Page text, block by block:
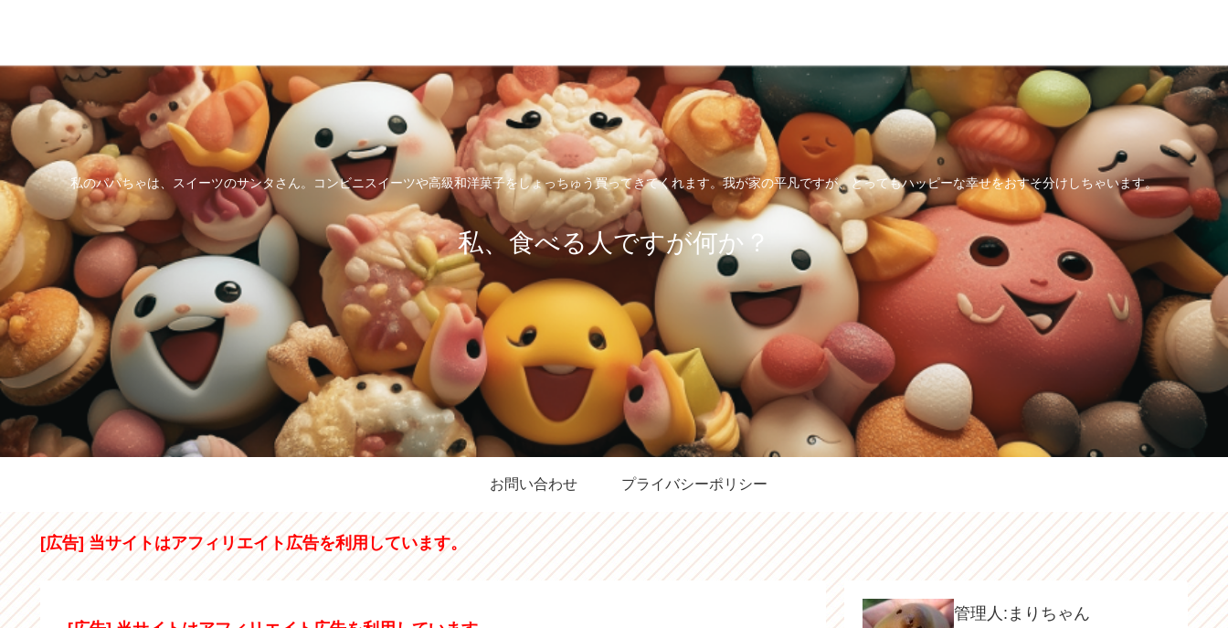
私のパパちゃは、スイーツのサンタさん。コンビニスイーツや高級和洋菓子をしょっちゅう買ってきてくれます。我が家の平凡ですが、とってもハッピーな幸せをおすそ分けしちゃいます。
私、食べる人ですが何か？
お問い合わせ プライバシーポリシー
[広告] 当サイトはアフィリエイト広告を利用しています。
管理人:まりちゃん